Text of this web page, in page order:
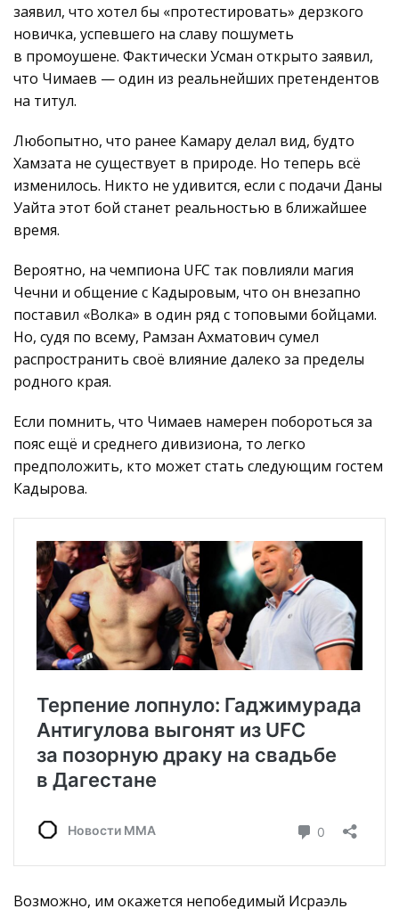
заявил, что хотел бы «протестировать» дерзкого
новичка, успевшего на славу пошуметь
в промоушене. Фактически Усман открыто заявил,
что Чимаев — один из реальнейших претендентов
на титул.
Любопытно, что ранее Камару делал вид, будто
Хамзата не существует в природе. Но теперь всё
изменилось. Никто не удивится, если с подачи Даны
Уайта этот бой станет реальностью в ближайшее
время.
Вероятно, на чемпиона UFC так повлияли магия
Чечни и общение с Кадыровым, что он внезапно
поставил «Волка» в один ряд с топовыми бойцами.
Но, судя по всему, Рамзан Ахматович сумел
распространить своё влияние далеко за пределы
родного края.
Если помнить, что Чимаев намерен побороться за
пояс ещё и среднего дивизиона, то легко
предположить, кто может стать следующим гостем
Кадырова.
Возможно, им окажется непобедимый Исраэль